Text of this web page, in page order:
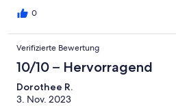
kocht! Im Aussenbereich wären ein
uns aber sehr sehr wohl gefühlt in
hundefreundlichen Unterkunft. Wir
0
Verifizierte Bewertung
10/10 – Hervorragend
Dorothee R.
3. Nov. 2023